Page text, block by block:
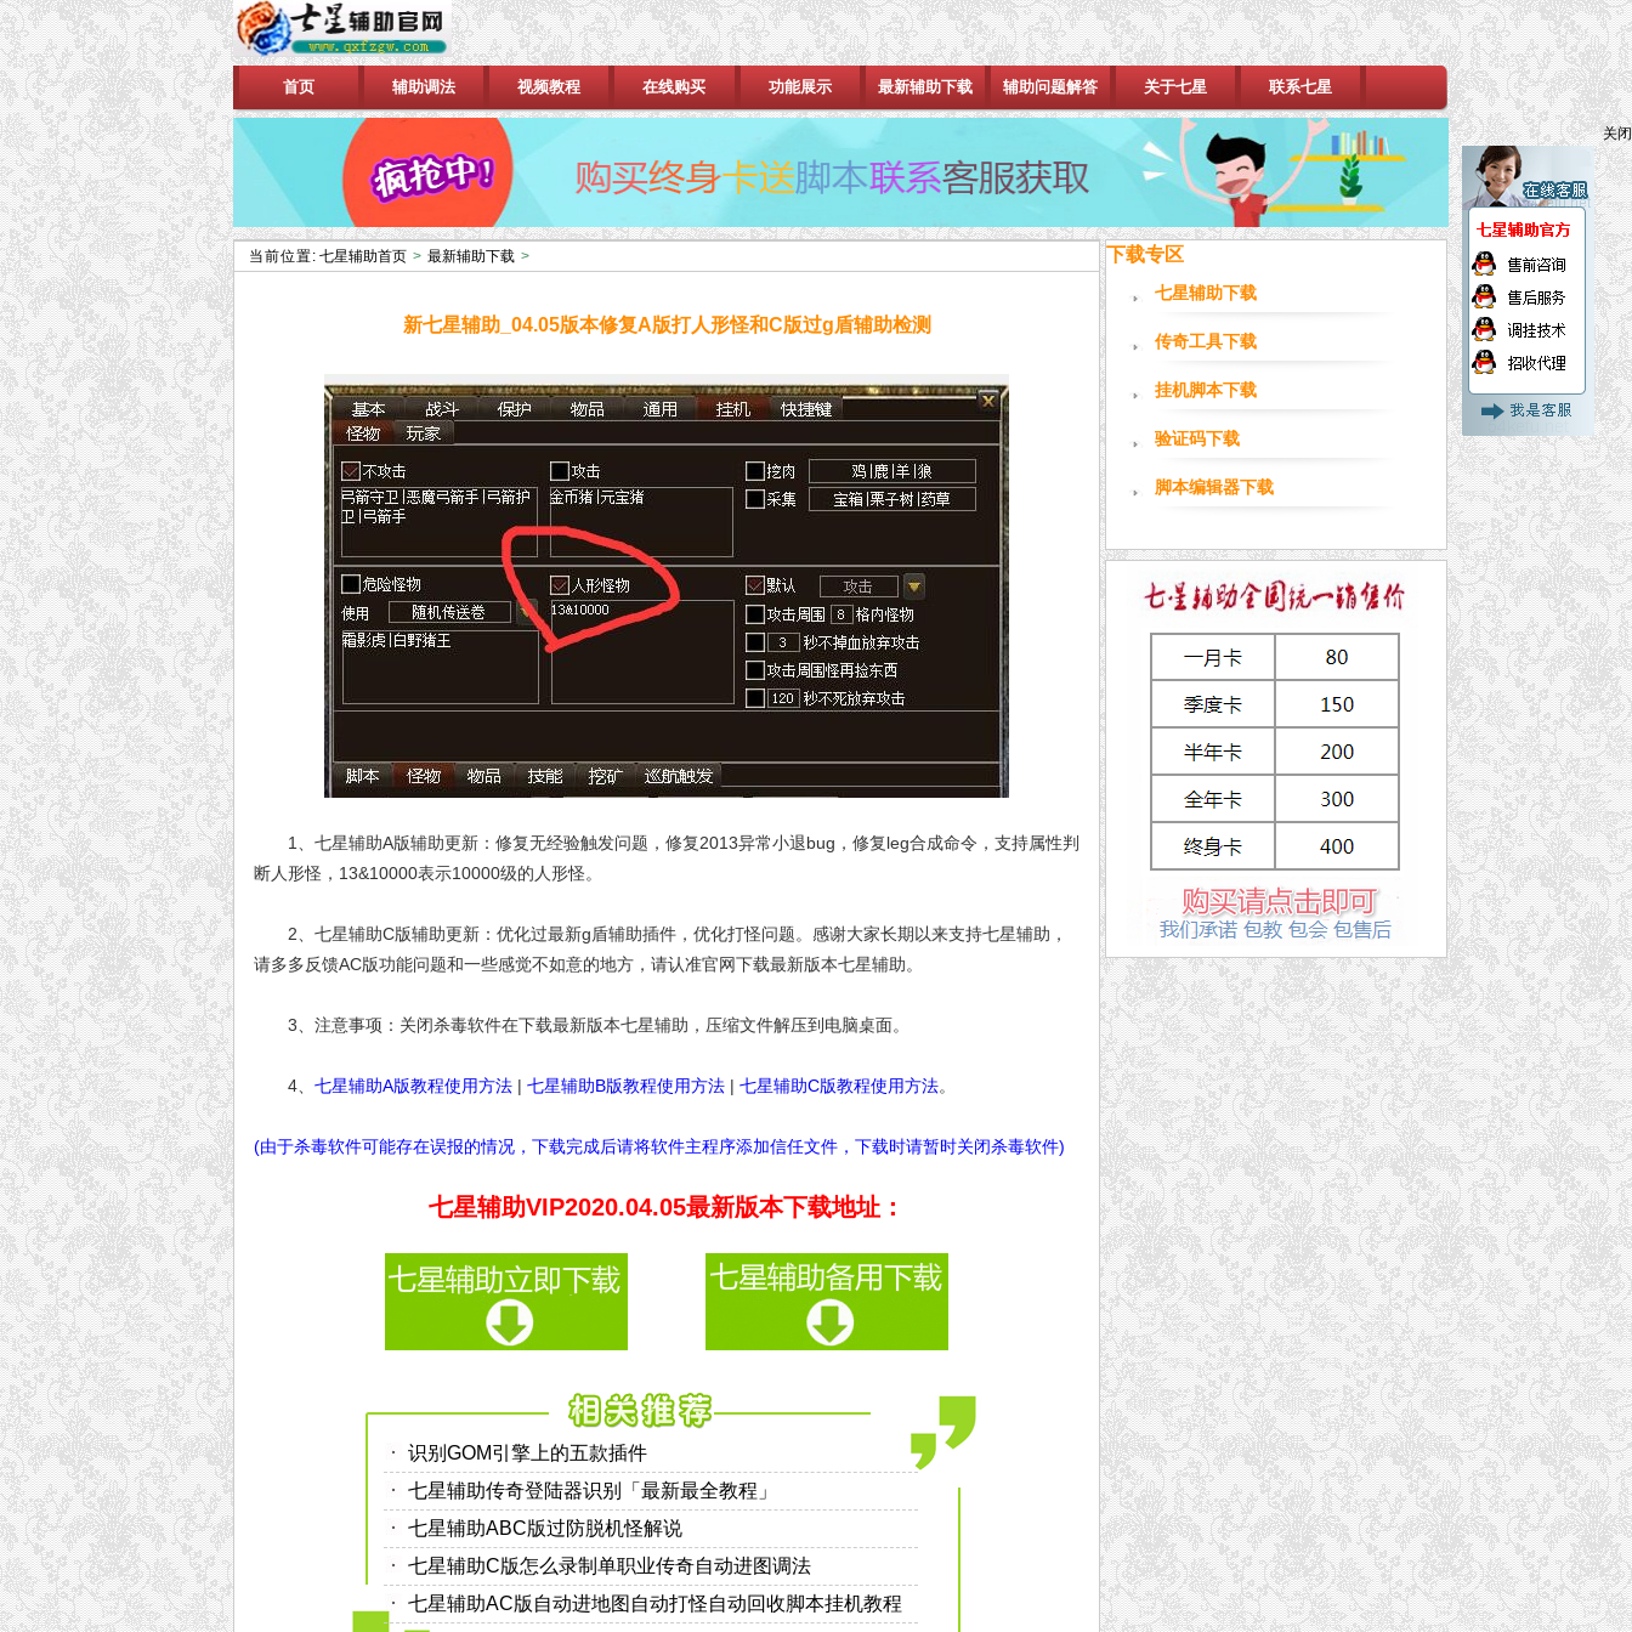
首页 辅助调法 视频教程 在线购买 功能展示 最新辅助下载 辅助问题解答 关于七星 联系七星
当前位置: 七星辅助首页 > 最新辅助下载 >
新七星辅助_04.05版本修复A版打人形怪和C版过g盾辅助检测
1、七星辅助A版辅助更新：修复无经验触发问题，修复2013异常小退bug，修复leg合成命令，支持属性判
断人形怪，13&10000表示10000级的人形怪。
2、七星辅助C版辅助更新：优化过最新g盾辅助插件，优化打怪问题。感谢大家长期以来支持七星辅助，
请多多反馈AC版功能问题和一些感觉不如意的地方，请认准官网下载最新版本七星辅助。
3、注意事项：关闭杀毒软件在下载最新版本七星辅助，压缩文件解压到电脑桌面。
4、 七星辅助A版教程使用方法 | 七星辅助B版教程使用方法 | 七星辅助C版教程使用方法。
(由于杀毒软件可能存在误报的情况，下载完成后请将软件主程序添加信任文件，下载时请暂时关闭杀毒软件)
七星辅助VIP2020.04.05最新版本下载地址：
识别GOM引擎上的五款插件
七星辅助传奇登陆器识别「最新最全教程」
七星辅助ABC版过防脱机怪解说
七星辅助C版怎么录制单职业传奇自动进图调法
七星辅助AC版自动进地图自动打怪自动回收脚本挂机教程
下载专区
七星辅助下载
传奇工具下载
挂机脚本下载
验证码下载
脚本编辑器下载
关闭